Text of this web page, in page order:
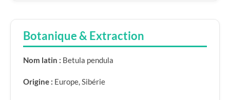
Botanique & Extraction
Nom latin : Betula pendula
Origine : Europe, Sibérie